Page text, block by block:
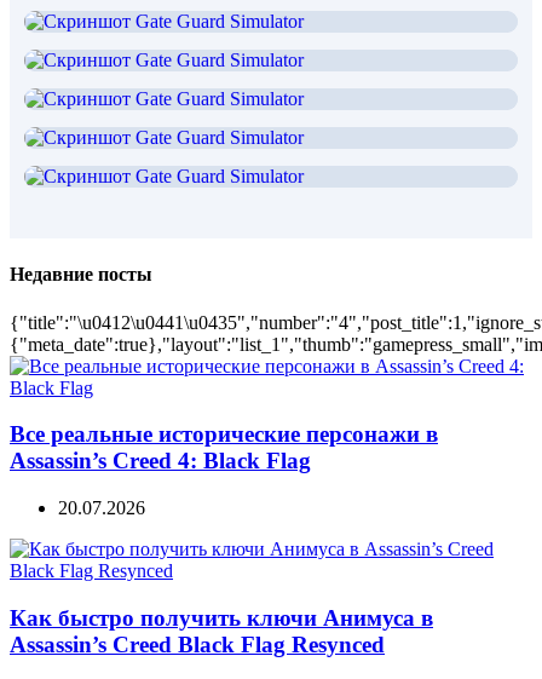
Недавние посты
Все реальные исторические персонажи в
Assassin’s Creed 4: Black Flag
20.07.2026
Как быстро получить ключи Анимуса в
Assassin’s Creed Black Flag Resynced